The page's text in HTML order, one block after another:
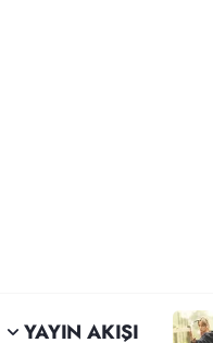
YAYIN AKIŞI